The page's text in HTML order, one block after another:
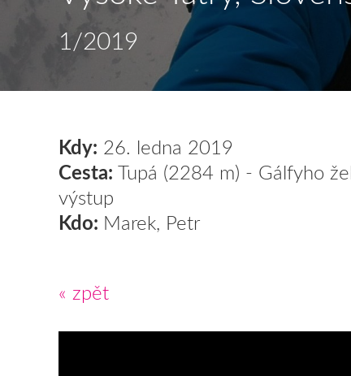
1/2019
Kdy: 26. ledna 2019
Cesta: Tupá (2284 m) - Gálfyho
výstup
Kdo: Marek, Petr
« zpět